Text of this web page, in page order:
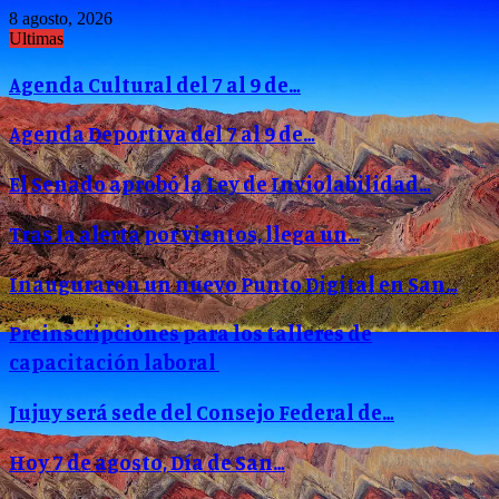
8 agosto, 2026
Ultimas
Agenda Cultural del 7 al 9 de…
Agenda Deportiva del 7 al 9 de…
El Senado aprobó la Ley de Inviolabilidad…
Tras la alerta por vientos, llega un…
Inauguraron un nuevo Punto Digital en San…
Preinscripciones para los talleres de
capacitación laboral
Jujuy será sede del Consejo Federal de…
Hoy 7 de agosto, Día de San…